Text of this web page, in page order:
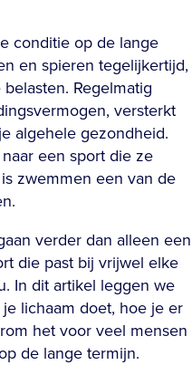
conditie op de lange
en spieren tegelijkertijd,
Regelmatig
versterkt
algehele gezondheid.
een sport die ze
zwemmen een van de
verder dan alleen een
die past bij vrijwel elke
In dit artikel leggen we
lichaam doet, hoe je er
het voor veel mensen
de lange termijn.